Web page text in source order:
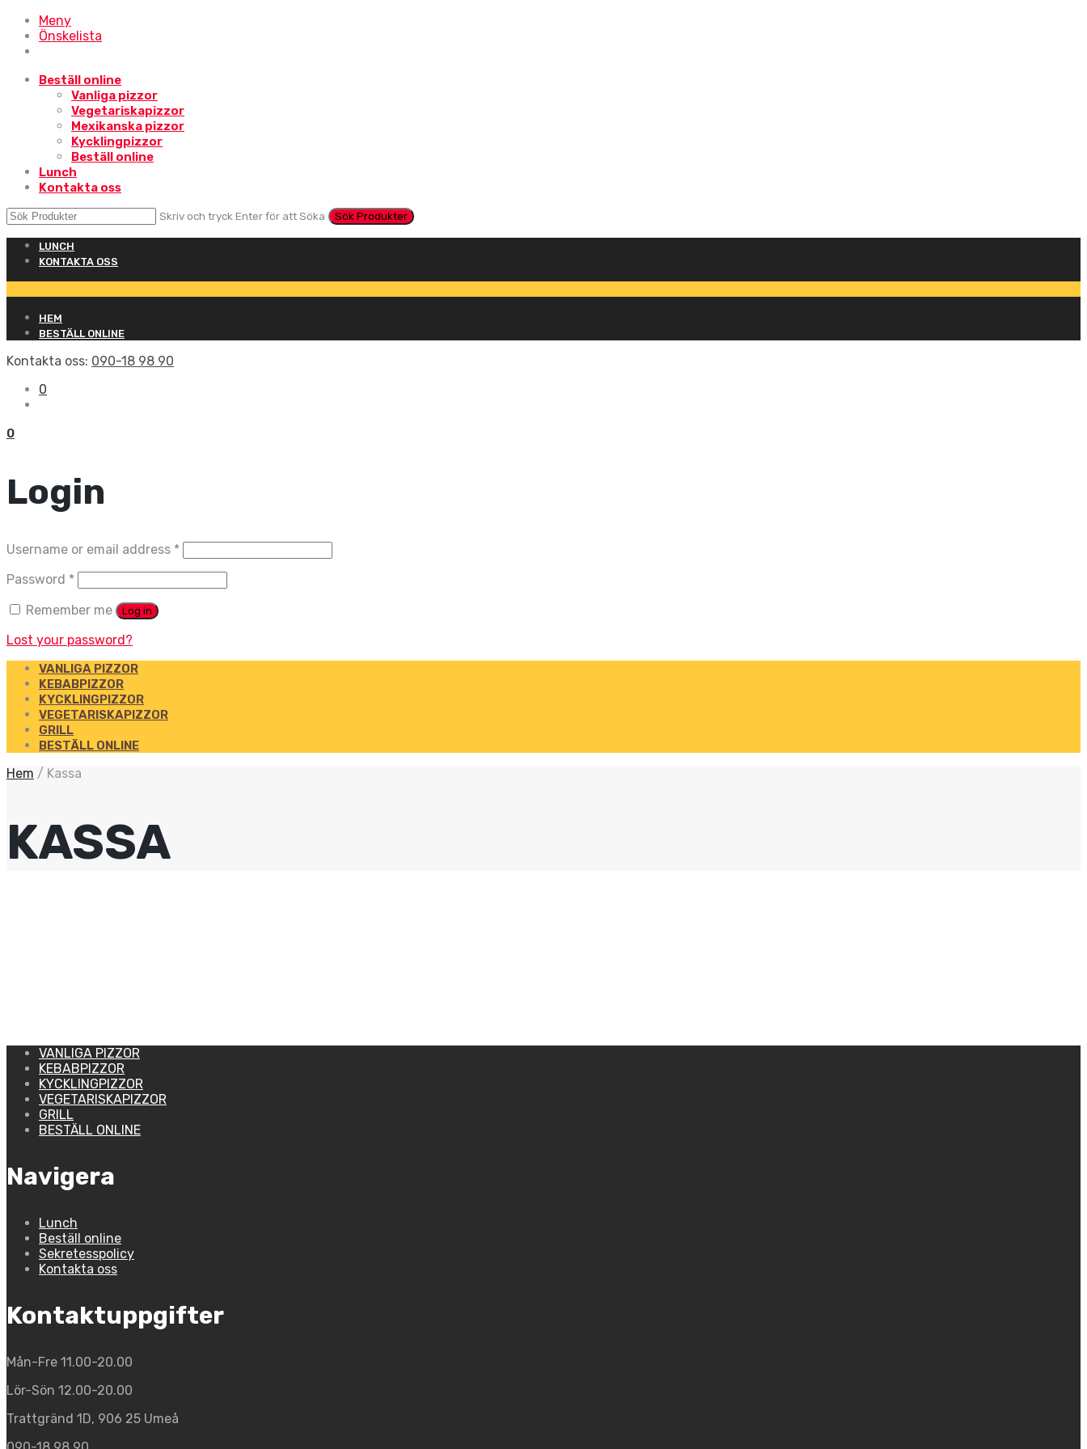
Meny
Önskelista
Beställ online
Vanliga pizzor
Vegetariskapizzor
Mexikanska pizzor
Kycklingpizzor
Beställ online
Lunch
Kontakta oss
Skriv och tryck Enter för att Söka
LUNCH
KONTAKTA OSS
HEM
BESTÄLL ONLINE
Kontakta oss: 090-18 98 90
0
0
Login
Username or email address *
Password *
Remember me
Log in
Lost your password?
VANLIGA PIZZOR
KEBABPIZZOR
KYCKLINGPIZZOR
VEGETARISKAPIZZOR
GRILL
BESTÄLL ONLINE
Hem / Kassa
KASSA
VANLIGA PIZZOR
KEBABPIZZOR
KYCKLINGPIZZOR
VEGETARISKAPIZZOR
GRILL
BESTÄLL ONLINE
Navigera
Lunch
Beställ online
Sekretesspolicy
Kontakta oss
Kontaktuppgifter
Mån-Fre 11.00-20.00
Lör-Sön 12.00-20.00
Trattgränd 1D, 906 25 Umeå